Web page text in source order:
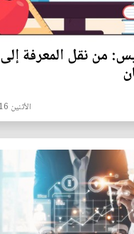
من نقل المعرفة إلى
الأثنين 16 شباط 2026